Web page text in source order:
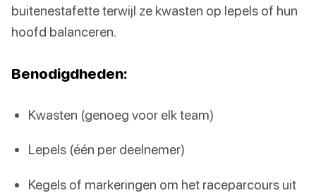
buitenestafette terwijl ze kwasten op lepels of hun
hoofd balanceren.
Benodigdheden:
Kwasten (genoeg voor elk team)
Lepels (één per deelnemer)
Kegels of markeringen om het raceparcours uit